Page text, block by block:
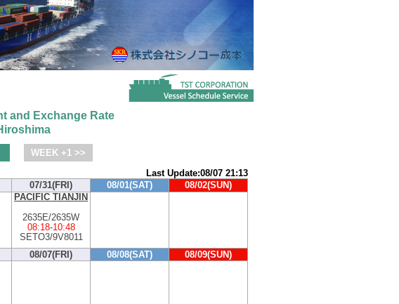
and Exchange Rate
WEEK +1 >>
Last Update:08/07 21:13
07/31(FRI) 08/01(SAT)
08/02(SUN)
PACIFIC TIANJIN
2635E/2635W
08:18-10:48
SETO3/9V8011
08/07(FRI) 08/08(SAT)
08/09(SUN)